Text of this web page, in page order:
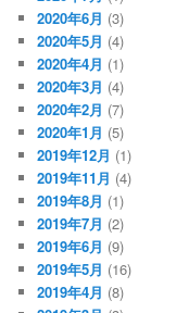
2020年6月 (3)
2020年5月 (4)
2020年4月 (1)
2020年3月 (4)
2020年2月 (7)
2020年1月 (5)
2019年12月 (1)
2019年11月 (4)
2019年8月 (1)
2019年7月 (2)
2019年6月 (9)
2019年5月 (16)
2019年4月 (8)